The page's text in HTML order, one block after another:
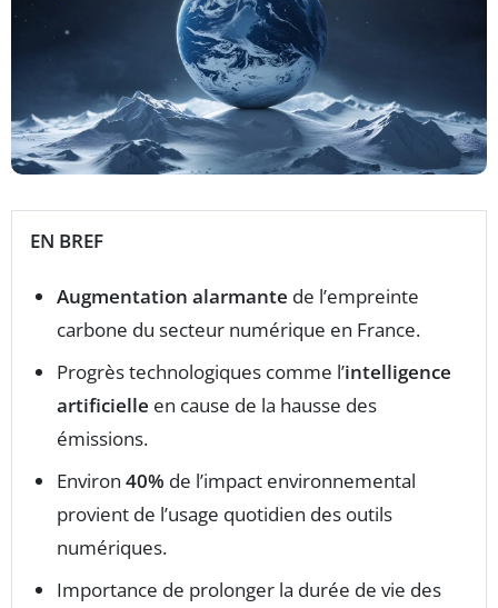
EN BREF
Augmentation alarmante de l’empreinte
carbone du secteur numérique en France.
Progrès technologiques comme l’intelligence
artificielle en cause de la hausse des
émissions.
Environ 40% de l’impact environnemental
provient de l’usage quotidien des outils
numériques.
Importance de prolonger la durée de vie des